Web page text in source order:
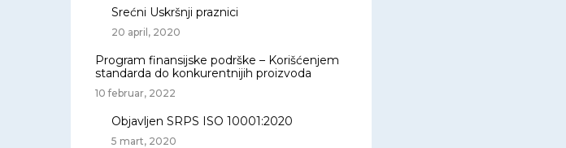
Srećni Uskršnji praznici
20 april, 2020
Program finansijske podrške – Korišćenjem
standarda do konkurentnijih proizvoda
10 februar, 2022
Objavljen SRPS ISO 10001:2020
5 mart, 2020